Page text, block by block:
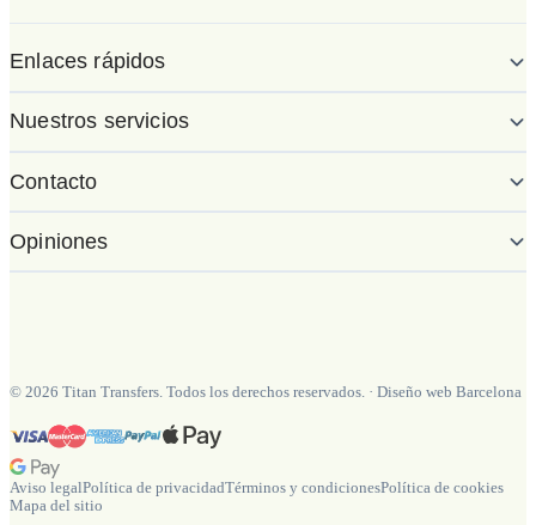
Enlaces rápidos
Nuestros servicios
Contacto
Opiniones
© 2026 Titan Transfers. Todos los derechos reservados. · Diseño web Barcelona
Aviso legalPolítica de privacidadTérminos y condicionesPolítica de cookies
Mapa del sitio